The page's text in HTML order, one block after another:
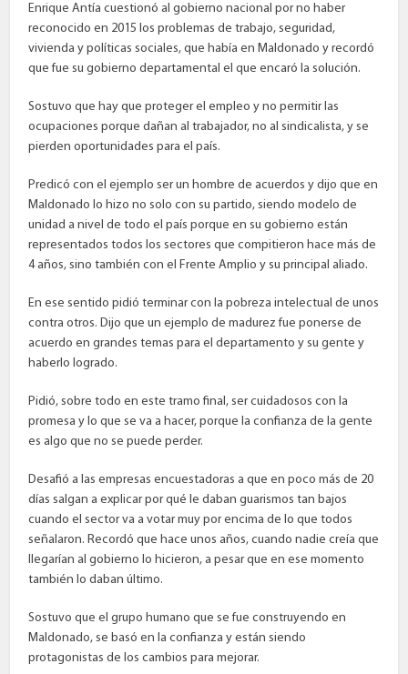
Enrique Antía cuestionó al gobierno nacional por no haber
reconocido en 2015 los problemas de trabajo, seguridad,
vivienda y políticas sociales, que había en Maldonado y recordó
que fue su gobierno departamental el que encaró la solución.
Sostuvo que hay que proteger el empleo y no permitir las
ocupaciones porque dañan al trabajador, no al sindicalista, y se
pierden oportunidades para el país.
Predicó con el ejemplo ser un hombre de acuerdos y dijo que en
Maldonado lo hizo no solo con su partido, siendo modelo de
unidad a nivel de todo el país porque en su gobierno están
representados todos los sectores que compitieron hace más de
4 años, sino también con el Frente Amplio y su principal aliado.
En ese sentido pidió terminar con la pobreza intelectual de unos
contra otros. Dijo que un ejemplo de madurez fue ponerse de
acuerdo en grandes temas para el departamento y su gente y
haberlo logrado.
Pidió, sobre todo en este tramo final, ser cuidadosos con la
promesa y lo que se va a hacer, porque la confianza de la gente
es algo que no se puede perder.
Desafió a las empresas encuestadoras a que en poco más de 20
días salgan a explicar por qué le daban guarismos tan bajos
cuando el sector va a votar muy por encima de lo que todos
señalaron. Recordó que hace unos años, cuando nadie creía que
llegarían al gobierno lo hicieron, a pesar que en ese momento
también lo daban último.
Sostuvo que el grupo humano que se fue construyendo en
Maldonado, se basó en la confianza y están siendo
protagonistas de los cambios para mejorar.